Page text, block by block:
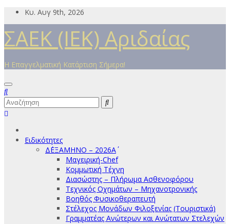
Μετάβαση
περιεχόμενο
Κυ. Αυγ 9th, 2026
ΣΑΕΚ (ΙΕΚ) Αριδαίας
Η Επαγγελματική Κατάρτιση Σήμερα!
Ειδικότητες
Δ΄ΕΞΑΜΗΝΟ – 2026Α΄
Μαγειρική-Chef
Κομμωτική Τέχνη
Διασώστης – Πλήρωμα Ασθενοφόρου
Τεχνικός Οχημάτων – Μηχανοτρονικής
Βοηθός Φυσικοθεραπευτή
Στέλεχος Μονάδων Φιλοξενίας (Τουριστικά)
Γραμματέας Ανώτερων και Ανώτατων Στελεχών